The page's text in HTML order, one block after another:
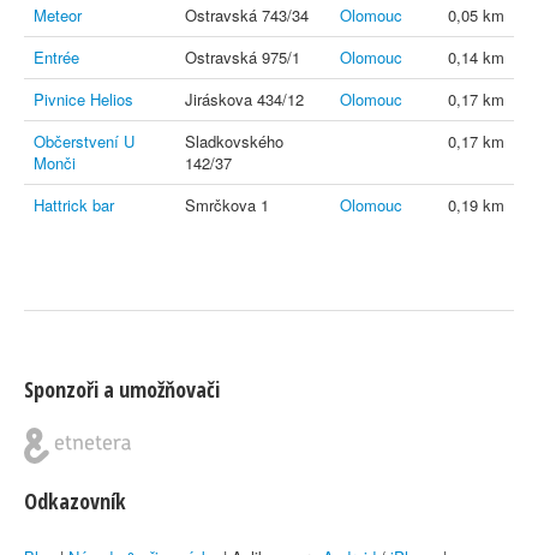
Meteor
Ostravská 743/34 Olomouc
0,05 km
Entrée
Ostravská 975/1 Olomouc
0,14 km
Pivnice Helios
Jiráskova 434/12 Olomouc
0,17 km
Občerstvení U
Monči
Sladkovského
142/37
0,17 km
Hattrick bar Smrčkova 1 Olomouc 0,19 km
Sponzoři a umožňovači
Odkazovník